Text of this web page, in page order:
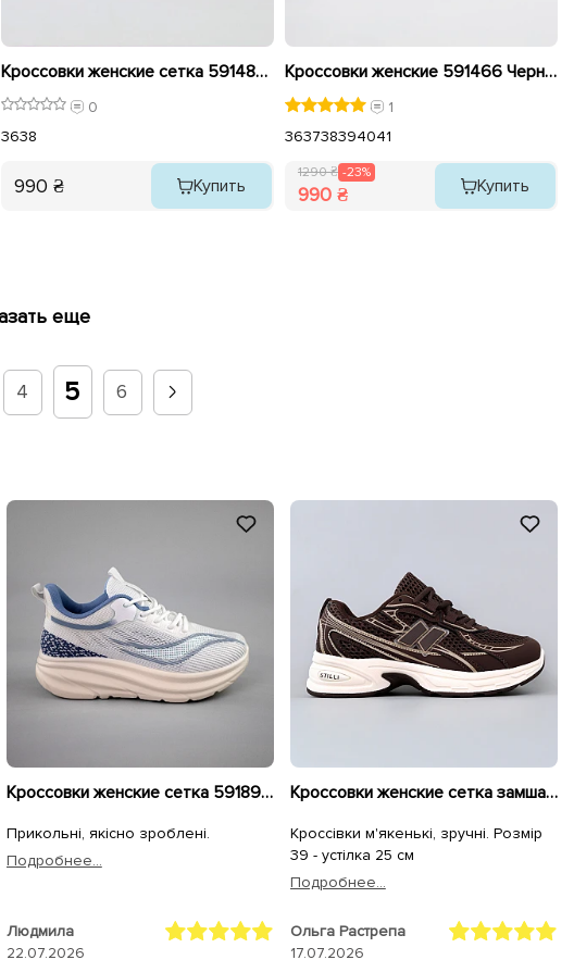
Кроссовки женские сетка 591487 Черные
0
3638
990 ₴ Купить
Кроссовки женские 591466 Черные распродажа
1
363738394041
1290 ₴ -23%
990 ₴ Купить
еще
4 5 6
Кроссовки женские сетка 591891 Белые голубые
Прикольні, якісно зроблені.
Подробнее...
Людмила
22.07.2026
Кроссовки женские сетка замша 595412 Коричневый
Кроссівки м'якенькі, зручні. Розмір
39 - устілка 25 см
Подробнее...
Ольга Растрепа
17.07.2026